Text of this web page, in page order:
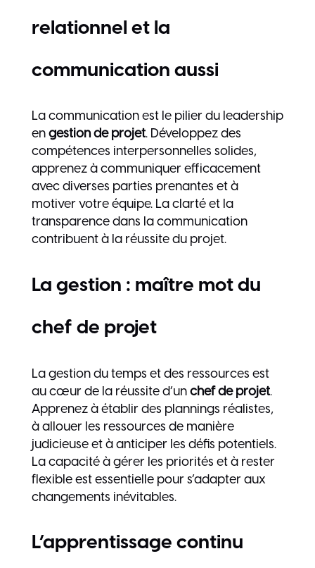
relationnel et la
communication aussi
La communication est le pilier du leadership
engestion de projet. Développez des
compétences interpersonnelles solides,
apprenez à communiquer efficacement
avec diverses parties prenantes et à
motiver votre équipe. La clarté et la
transparence dans la communication
contribuent à la réussite du projet.
La gestion : maître mot du
chef de projet
La gestion du temps et des ressources est
au cœur de la réussite d’unchef de projet.
Apprenez à établir des plannings réalistes,
à allouer les ressources de manière
judicieuse et à anticiper les défis potentiels.
La capacité à gérer les priorités et à rester
flexible est essentielle pour s’adapter aux
changements inévitables.
L’apprentissage continu